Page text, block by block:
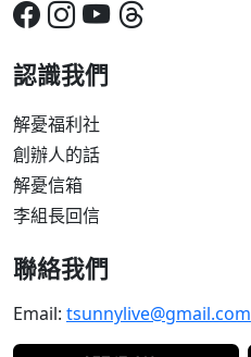
認識我們
解憂福利社
創辦人的話
解憂信箱
李組長回信
聯絡我們
Email: tsunnylive@gmail.com